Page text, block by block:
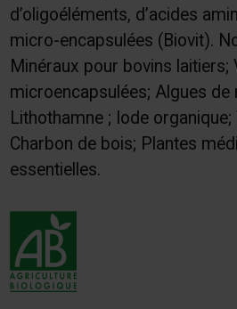
d’oligoéléments, d’acides
micro-encapsulées (Biovit).
Minéraux pour bovins laitiers;
microencapsulées; Algues de
Lithothamne ; Iode
Charbon de bois; Plantes
essentielles.